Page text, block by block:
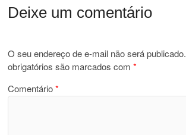
Deixe um comentário
O seu endereço de e-mail não será publicado.
obrigatórios são marcados com*
Comentário*